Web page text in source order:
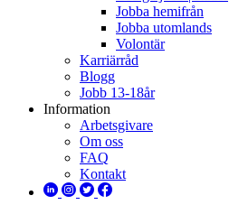
Jobba hemifrån
Jobba utomlands
Volontär
Karriärråd
Blogg
Jobb 13-18år
Information
Arbetsgivare
Om oss
FAQ
Kontakt